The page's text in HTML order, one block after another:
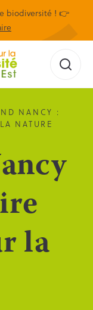
biodiversité ! 👉
NANCY :
NATURE
la